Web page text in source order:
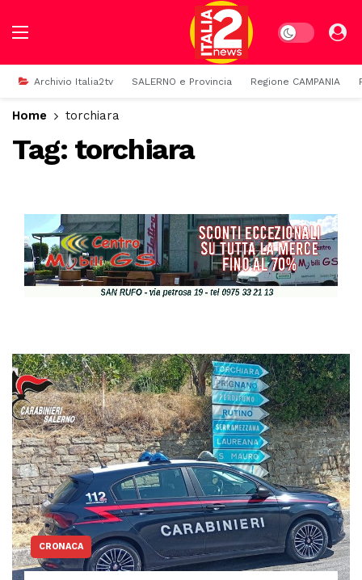
Dark mode
Archivio Italia2tv SALERNO e Provincia Regione CAMPANIA
Home torchiara
Tag: torchiara
CRONACA